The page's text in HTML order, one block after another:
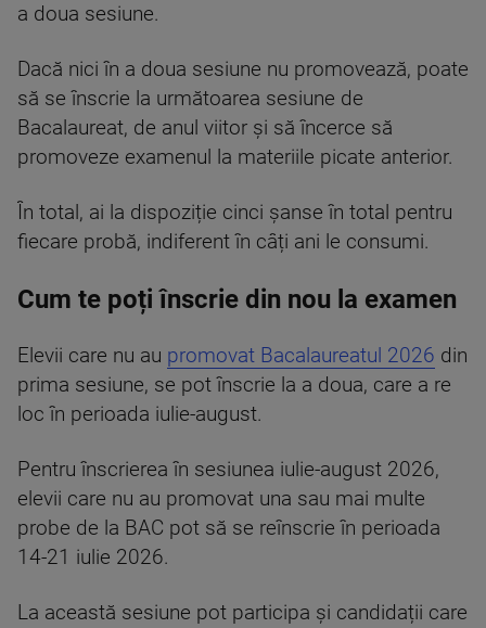
a doua sesiune.
Dacă nici în a doua sesiune nu promovează, poate
să se înscrie la următoarea sesiune de
Bacalaureat, de anul viitor și să încerce să
promoveze examenul la materiile picate anterior.
În total, ai la dispoziție cinci șanse în total pentru
fiecare probă, indiferent în câți ani le consumi.
Cum te poți înscrie din nou la examen
Elevii care nu au promovat Bacalaureatul 2026 din
prima sesiune, se pot înscrie la a doua, care a re
loc în perioada iulie-august.
Pentru înscrierea în sesiunea iulie-august 2026,
elevii care nu au promovat una sau mai multe
probe de la BAC pot să se reînscrie în perioada
14-21 iulie 2026.
La această sesiune pot participa și candidații care